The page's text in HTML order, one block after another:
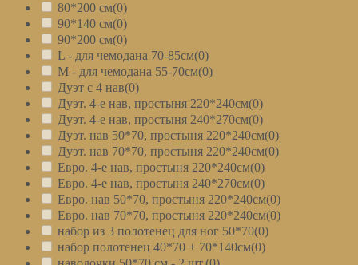
80*200 см(0)
90*140 см(0)
90*200 см(0)
L - для чемодана 70-85см(0)
M - для чемодана 55-70см(0)
Дуэт с 4 нав(0)
Дуэт. 4-е нав, простыня 220*240см(0)
Дуэт. 4-е нав, простыня 240*270см(0)
Дуэт. нав 50*70, простыня 220*240см(0)
Дуэт. нав 70*70, простыня 220*240см(0)
Евро. 4-е нав, простыня 220*240см(0)
Евро. 4-е нав, простыня 240*270см(0)
Евро. нав 50*70, простыня 220*240см(0)
Евро. нав 70*70, простыня 220*240см(0)
набор из 3 полотенец для ног 50*70(0)
набор полотенец 40*70 + 70*140см(0)